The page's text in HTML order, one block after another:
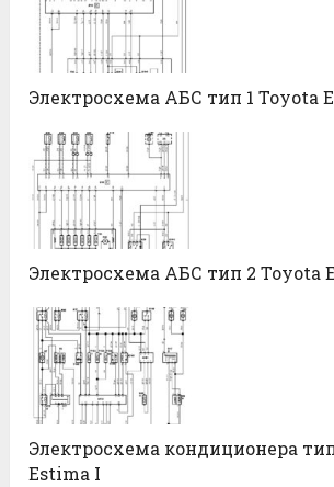
Электросхема АБС тип 1 Toyota
Электросхема АБС тип 2 Toyota
Электросхема кондиционера
Estima I